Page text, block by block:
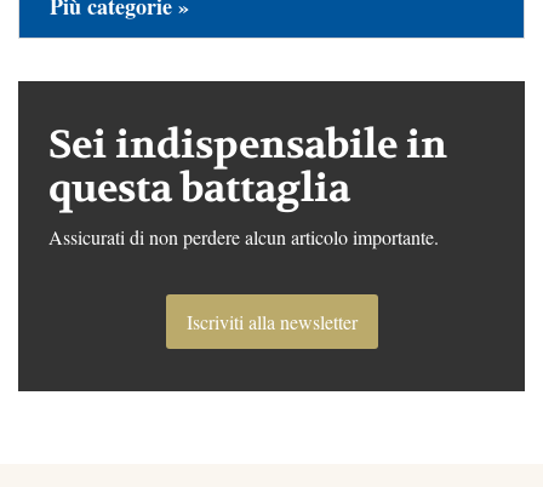
Sei indispensabile in
questa battaglia
Assicurati di non perdere alcun articolo importante.
Iscriviti alla newsletter